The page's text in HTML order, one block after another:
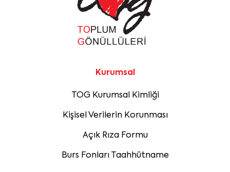
Kurumsal
TOG Kurumsal Kimliği
Kişisel Verilerin Korunması
Açık Rıza Formu
Burs Fonları Taahhütname